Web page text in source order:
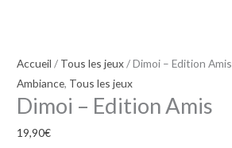
Accueil / Tous les jeux/ Dimoi – Edition Amis
Ambiance, Tous les jeux
Dimoi – Edition Amis
19,90€